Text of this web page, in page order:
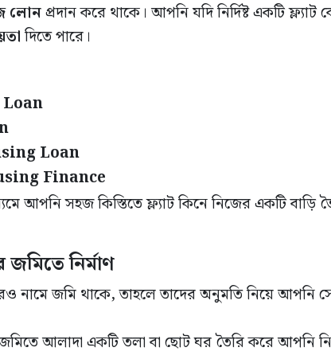
লোনপ্রদান করে থাকে। আপনি যদি নির্দিষ্ট একটি
দিতে পারে।
Loan
Finance
আপনি সহজ কিস্তিতে ফ্ল্যাট কিনে নিজের একটি
নির্মাণ
নামে জমি থাকে, তাহলে তাদের অনুমতি নিয়ে আপনি
আলাদা একটি তলা বা ছোট ঘর তৈরি করে আপনি